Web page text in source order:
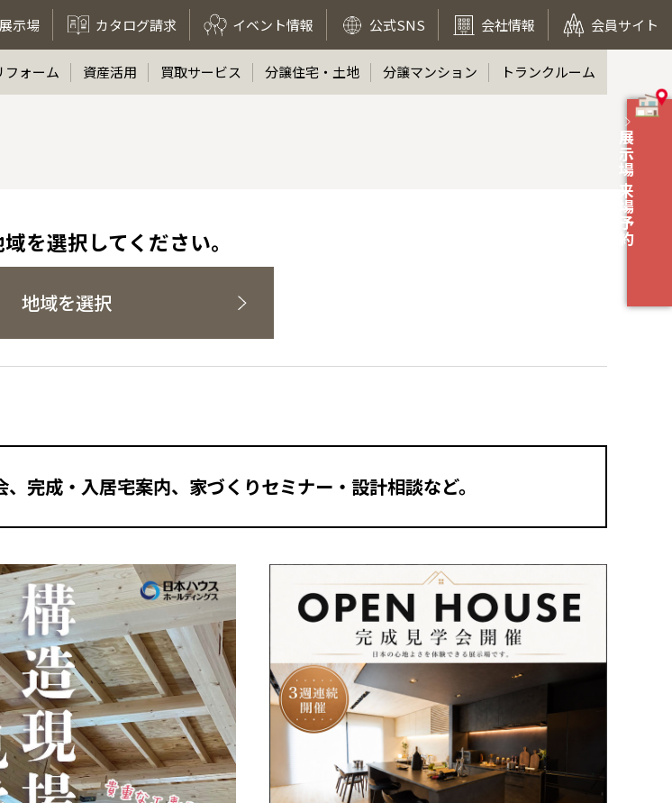
示場 カタログ請求 イベント情報 公式SNS 会社情報 会員サイト
展示場 来場予約
フォーム 資産活用 買取サービス 分譲住宅・土地 分譲マンション トランクルーム
を選択してください。
地域を選択
、完成・入居宅案内、家づくりセミナー・設計相談など。
幌
樽